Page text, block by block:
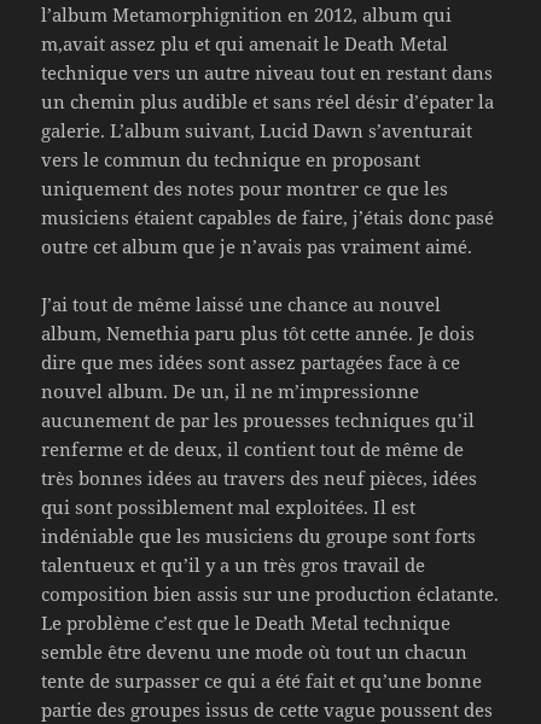
l’album Metamorphignition en 2012, album qui
m,avait assez plu et qui amenait le Death Metal
technique vers un autre niveau tout en restant dans
un chemin plus audible et sans réel désir d’épater la
galerie. L’album suivant, Lucid Dawn s’aventurait
vers le commun du technique en proposant
uniquement des notes pour montrer ce que les
musiciens étaient capables de faire, j’étais donc pasé
outre cet album que je n’avais pas vraiment aimé.
J’ai tout de même laissé une chance au nouvel
album, Nemethia paru plus tôt cette année. Je dois
dire que mes idées sont assez partagées face à ce
nouvel album. De un, il ne m’impressionne
aucunement de par les prouesses techniques qu’il
renferme et de deux, il contient tout de même de
très bonnes idées au travers des neuf pièces, idées
qui sont possiblement mal exploitées. Il est
indéniable que les musiciens du groupe sont forts
talentueux et qu’il y a un très gros travail de
composition bien assis sur une production éclatante.
Le problème c’est que le Death Metal technique
semble être devenu une mode où tout un chacun
tente de surpasser ce qui a été fait et qu’une bonne
partie des groupes issus de cette vague poussent des